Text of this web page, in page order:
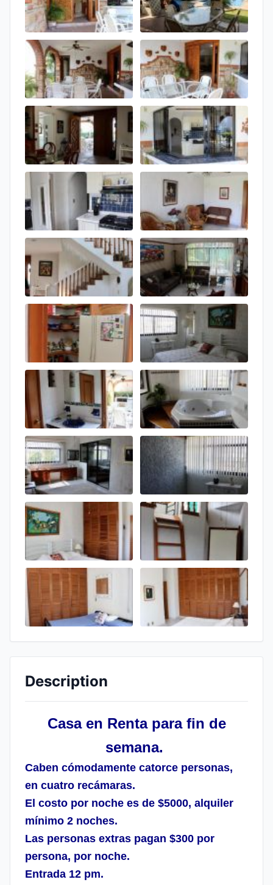
Description
Casa en Renta para fin de
semana.
Caben cómodamente catorce personas,
en cuatro recámaras.
El costo por noche es de $5000, alquiler
mínimo 2 noches.
Las personas extras pagan $300 por
persona, por noche.
Entrada 12 pm.